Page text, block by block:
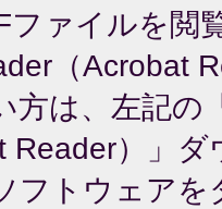
ファイルを閲
（Acrobat
方は、左記の
Reader）」
フトウェア